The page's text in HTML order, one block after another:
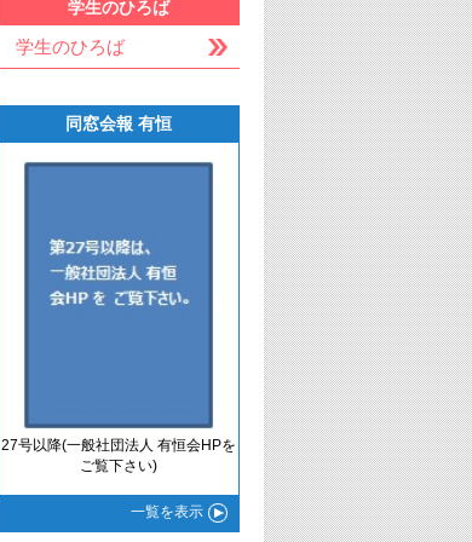
学生のひろば
学生のひろば
同窓会報 有恒
27号以降(一般社団法人 有恒会HPを
ご覧下さい)
一覧を表示